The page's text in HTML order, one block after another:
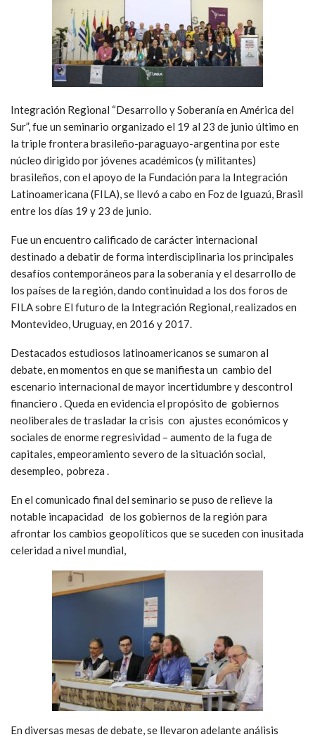
Integración Regional “Desarrollo y Soberanía en América del
Sur”, fue un seminario organizado el 19 al 23 de junio último en
la triple frontera brasileño-paraguayo-argentina por este
núcleo dirigido por jóvenes académicos (y militantes)
brasileños, con el apoyo de la Fundación para la Integración
Latinoamericana (FILA), se llevó a cabo en Foz de Iguazú, Brasil
entre los días 19 y 23 de junio.
Fue un encuentro calificado de carácter internacional
destinado a debatir de forma interdisciplinaria los principales
desafíos contemporáneos para la soberanía y el desarrollo de
los países de la región, dando continuidad a los dos foros de
FILA sobre El futuro de la Integración Regional, realizados en
Montevideo, Uruguay, en 2016 y 2017.
Destacados estudiosos latinoamericanos se sumaron al
debate, en momentos en que se manifiesta un cambio del
escenario internacional de mayor incertidumbre y descontrol
financiero . Queda en evidencia el propósito de gobiernos
neoliberales de trasladar la crisis con ajustes económicos y
sociales de enorme regresividad – aumento de la fuga de
capitales, empeoramiento severo de la situación social,
desempleo, pobreza .
En el comunicado final del seminario se puso de relieve la
notable incapacidad de los gobiernos de la región para
afrontar los cambios geopolíticos que se suceden con inusitada
celeridad a nivel mundial,
En diversas mesas de debate, se llevaron adelante análisis